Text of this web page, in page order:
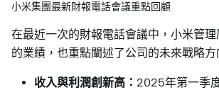
小米集團最新財報電話會議重點回顧
在最近一次的財報電話會議中，小米管
的業績，也重點闡述了公司的未來戰略方
收入與利潤創新高： 2025年第一季